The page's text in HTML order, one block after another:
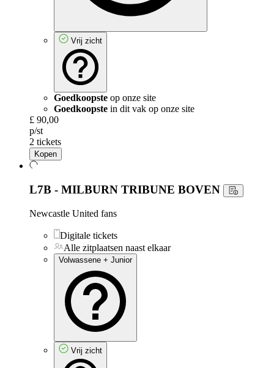
Vrij zicht
Goedkoopste op onze site
Goedkoopste in dit vak op onze site
£ 90,00
p/st
2 tickets
Kopen
L7B - MILBURN TRIBUNE BOVEN
Newcastle United fans
Digitale tickets
Alle zitplaatsen naast elkaar
Volwassene + Junior
Vrij zicht